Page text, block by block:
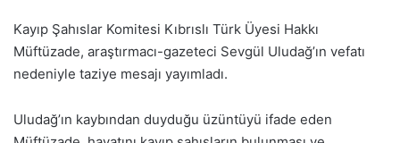
Kayıp Şahıslar Komitesi Kıbrıslı Türk Üyesi Hakkı
Müftüzade, araştırmacı-gazeteci Sevgül Uludağ’ın vefatı
nedeniyle taziye mesajı yayımladı.
Uludağ’ın kaybından duyduğu üzüntüyü ifade eden